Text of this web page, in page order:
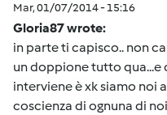
Mar, 01/07/2014 - 15:16
Gloria87 wrote:
in parte ti capisco.. non
un doppione tutto qua...e
interviene è xk siamo noi
coscienza di ognuna di